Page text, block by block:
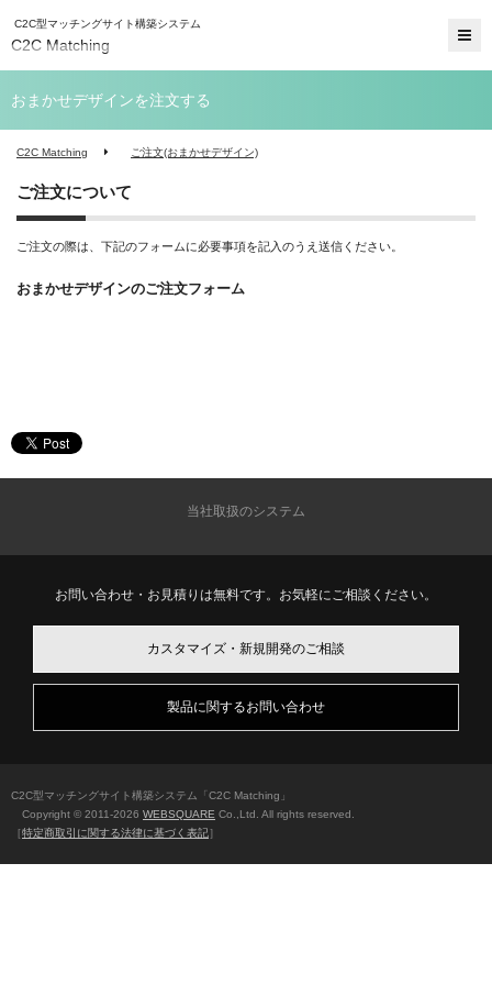
C2C型マッチングサイト構築システム
C2C Matching
おまかせデザインを注文する
C2C Matching ご注文(おまかせデザイン)
ご注文について
ご注文の際は、下記のフォームに必要事項を記入のうえ送信ください。
おまかせデザインのご注文フォーム
当社取扱のシステム
お問い合わせ・お見積りは無料です。お気軽にご相談ください。
カスタマイズ・新規開発のご相談
製品に関するお問い合わせ
C2C型マッチングサイト構築システム「C2C Matching」
Copyright © 2011-2026 WEBSQUARE Co.,Ltd. All rights reserved.
［特定商取引に関する法律に基づく表記］